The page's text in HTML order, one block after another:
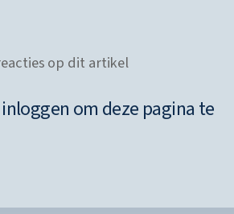
op dit artikel
om deze pagina te